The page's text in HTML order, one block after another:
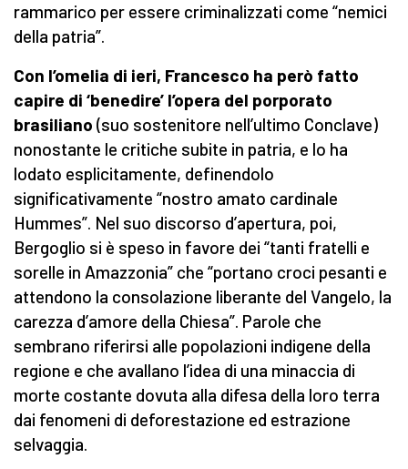
rammarico per essere criminalizzati come “nemici
della patria”.
Con l’omelia di ieri, Francesco ha però fatto
capire di ‘benedire’ l’opera del porporato
brasiliano (suo sostenitore nell’ultimo Conclave)
nonostante le critiche subite in patria, e lo ha
lodato esplicitamente, definendolo
significativamente “nostro amato cardinale
Hummes”. Nel suo discorso d’apertura, poi,
Bergoglio si è speso in favore dei “tanti fratelli e
sorelle in Amazzonia” che “portano croci pesanti e
attendono la consolazione liberante del Vangelo, la
carezza d’amore della Chiesa”. Parole che
sembrano riferirsi alle popolazioni indigene della
regione e che avallano l’idea di una minaccia di
morte costante dovuta alla difesa della loro terra
dai fenomeni di deforestazione ed estrazione
selvaggia.